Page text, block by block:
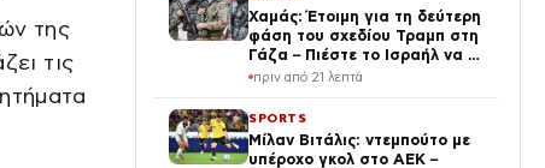
της
τις
Χαμάς: Έτοιμη για τη δεύτερη
φάση του σχεδίου Τραμπ στη
Γάζα – Πιέστε το Ισραήλ να το
εφαρμόσει
πριν από 21 λεπτά
SPORTS
Μίλαν Βιτάλις: ντεμπούτο με
υπέροχο γκολ στο ΑΕΚ –